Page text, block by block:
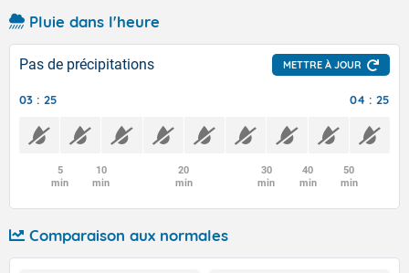
Pluie dans l'heure
Pas de précipitations METTRE À JOUR
03 : 25 04 : 25
5
min
10
min
20
min
30
min
40
min
50
min
Comparaison aux normales